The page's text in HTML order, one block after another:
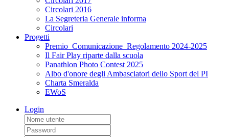
Circolari 2016
La Segreteria Generale informa
Circolari
Progetti
Premio_Comunicazione_Regolamento 2024-2025
Il Fair Play riparte dalla scuola
Panathlon Photo Contest 2025
Albo d'onore degli Ambasciatori dello Sport del PI
Charta Smeralda
EWoS
Login